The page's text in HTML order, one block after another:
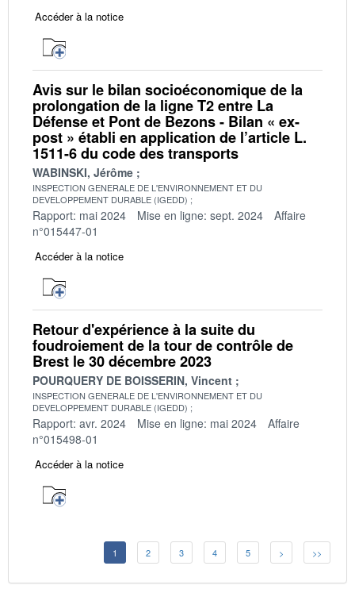
Accéder à la notice
Avis sur le bilan socioéconomique de la
prolongation de la ligne T2 entre La
Défense et Pont de Bezons - Bilan « ex-
post » établi en application de l’article L.
1511-6 du code des transports
WABINSKI, Jérôme
INSPECTION GENERALE DE L'ENVIRONNEMENT ET DU
DEVELOPPEMENT DURABLE (IGEDD)
Rapport: mai 2024 Mise en ligne: sept. 2024
Affaire
n°015447-01
Accéder à la notice
Retour d'expérience à la suite du
foudroiement de la tour de contrôle de
Brest le 30 décembre 2023
POURQUERY DE BOISSERIN, Vincent
INSPECTION GENERALE DE L'ENVIRONNEMENT ET DU
DEVELOPPEMENT DURABLE (IGEDD)
Rapport: avr. 2024 Mise en ligne: mai 2024
Affaire
n°015498-01
Accéder à la notice
1 2 3 4 5 > >>